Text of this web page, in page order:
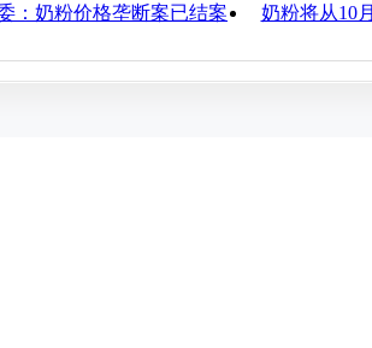
：奶粉价格垄断案已结案
奶粉将从10